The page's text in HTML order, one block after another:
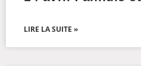
LIRE LA SUITE »